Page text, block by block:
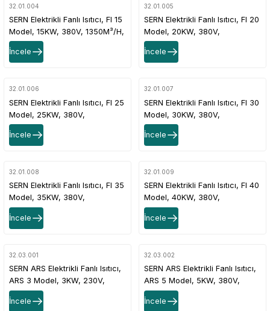
32.01.004
SERN Elektrikli Fanlı Isıtıcı, FI 15
Model, 15KW, 380V, 1350M³/H,
120-150M², Termostatlı
İncele
32.01.005
SERN Elektrikli Fanlı Isıtıcı, FI 20
Model, 20KW, 380V,
2200M³/H, 180-200M², 2
Kademeli Isıtma Devresi + Fan
İncele
32.01.006
SERN Elektrikli Fanlı Isıtıcı, FI 25
Model, 25KW, 380V,
2200M³/H, 250-300M², 2
Kademeli Isıtma Devresi + Fan
İncele
32.01.007
SERN Elektrikli Fanlı Isıtıcı, FI 30
Model, 30KW, 380V,
2200M³/H, 350M², 2 Kademeli
Isıtma Devresi + Fan
İncele
32.01.008
SERN Elektrikli Fanlı Isıtıcı, FI 35
Model, 35KW, 380V,
2200M³/H, 400M², 3 Kademeli
Isıtma Devresi + Fan
İncele
32.01.009
SERN Elektrikli Fanlı Isıtıcı, FI 40
Model, 40KW, 380V,
2200M³/H, 450M², 3 Kademeli
Isıtma Devresi + Fan
İncele
32.03.001
SERN ARS Elektrikli Fanlı Isıtıcı,
ARS 3 Model, 3KW, 230V,
500M³/H, 20-30M²,
Termostatlı, Fişli
İncele
32.03.002
SERN ARS Elektrikli Fanlı Isıtıcı,
ARS 5 Model, 5KW, 380V,
500M³/H, 30-50M²,
Termostatlı
İncele